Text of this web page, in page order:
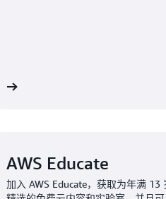
AWS Educate
加入 AWS Educate，获取为年满 13